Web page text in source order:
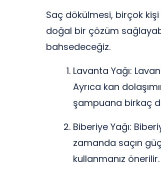
Saç dökülmesi, birçok
doğal bir çözüm
bahsedeceğiz.
Lavanta Yağı:
Ayrıca kan
şampuana birkaç
Biberiye Yağı:
zamanda saçın
kullanmanız önerilir.